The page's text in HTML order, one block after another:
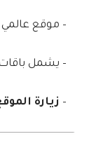
– موقع عالمي
– يشمل باقات
– زيارة